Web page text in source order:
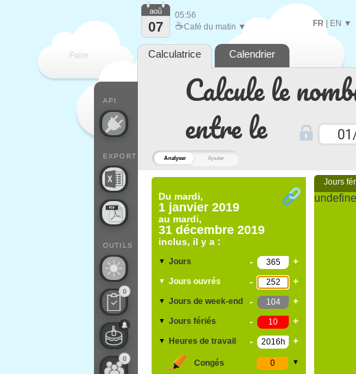
Analyser Ajouter
Calcule le
entre le
Du mardi,
1 janvier 2019
au mardi,
31 décembre 2019
inclus, il y a :
▼ Jours - +
▼ Jours ouvrés - +
▼ Jours de week-end - +
▼ Jours fériés - +
▼ Heures de travail - +
Congés ▼
Jours
Faire
FR| EN ▼
API
EXPORT
OUTILS
0
0
aoû
07
05:56
☕Café du matin ▼
Calculatrice Calendrier